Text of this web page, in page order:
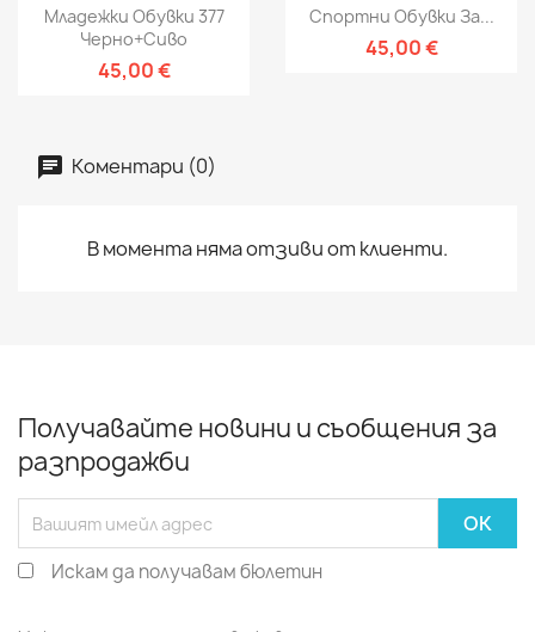
Младежки Обувки 377
Черно+сиво
45,00 €
Спортни Обувки За...
45,00 €
Коментари (0)
В момента няма отзиви от клиенти.
Получавайте новини и съобщения за
разпродажби
Искам да получавам бюлетин